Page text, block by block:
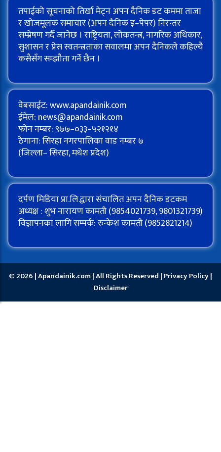
तपाईको सूचनाको तिर्खा मेट्न अपन दैनिक डट कममा ताजा
र खोजमूलक समाचार (अपन दैनिक इ–पेपर) निरन्तर
सम्प्रेषण गर्दै जानेछ । राष्ट्रियता, लोकतन्त्र, नागरिक अधिकार,
सुशासन र प्रेस स्वतन्त्रताका सवालमा अपन दैनिकले कहिल्यै
कसैसँग सम्झौता गर्ने छैन ।
वेबसाईट: www.apandainik.com
ईमेल: news@apandainik.com
फोन नम्बर: ९७७–०३३–५२१२१४
ठेगाना: सिरहा नगरपालिका वाड नम्बर ७
(जिल्ला– सिरहा, मधेश प्रदेश)
दर्पण मिडिया प्रा.लि.द्वारा संचालित अपन दैनिक डटकम
अध्यक्ष : शुभ नारायण कामती (9854021739, 9801321739)
विज्ञापनका लागि सम्पर्क: रुन्केश कामती (9852821214)
© 2026 | Apandainik.com | All Rights Reserved | Privacy Policy|
Disclaimer